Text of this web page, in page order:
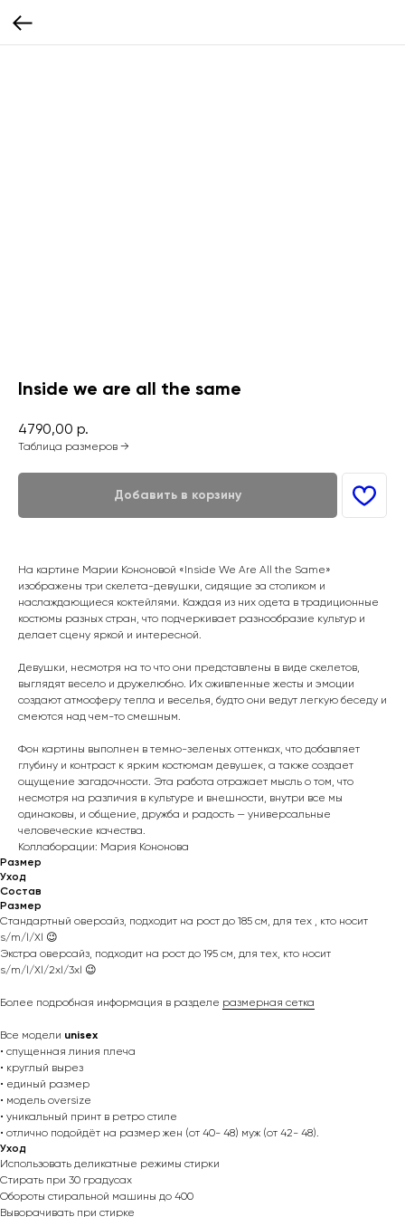
Inside we are all the same
4790,00 р.
Таблица размеров →
Добавить в корзину
На картине Марии Кононовой «Inside We Are All the Same»
изображены три скелета-девушки, сидящие за столиком и
наслаждающиеся коктейлями. Каждая из них одета в традиционные
костюмы разных стран, что подчеркивает разнообразие культур и
делает сцену яркой и интересной.
Девушки, несмотря на то что они представлены в виде скелетов,
выглядят весело и дружелюбно. Их оживленные жесты и эмоции
создают атмосферу тепла и веселья, будто они ведут легкую беседу и
смеются над чем-то смешным.
Фон картины выполнен в темно-зеленых оттенках, что добавляет
глубину и контраст к ярким костюмам девушек, а также создает
ощущение загадочности. Эта работа отражает мысль о том, что
несмотря на различия в культуре и внешности, внутри все мы
одинаковы, и общение, дружба и радость — универсальные
человеческие качества.
Коллаборации: Мария Кононова
Размер
Уход
Состав
Размер
Стандартный оверсайз, подходит на рост до 185 см, для тех , кто носит
s/m/l/Xl 😉
Экстра оверсайз, подходит на рост до 195 см, для тех, кто носит
s/m/l/Xl/2xl/3xl 😉
Более подробная информация в разделе размерная сетка
Все модели unisex
• спущенная линия плеча
• круглый вырез
• единый размер
• модель oversize
• уникальный принт в ретро стиле
• отлично подойдёт на размер жен (от 40- 48) муж (от 42- 48).
Уход
Использовать деликатные режимы стирки
Стирать при 30 градусах
Обороты стиральной машины до 400
Выворачивать при стирке